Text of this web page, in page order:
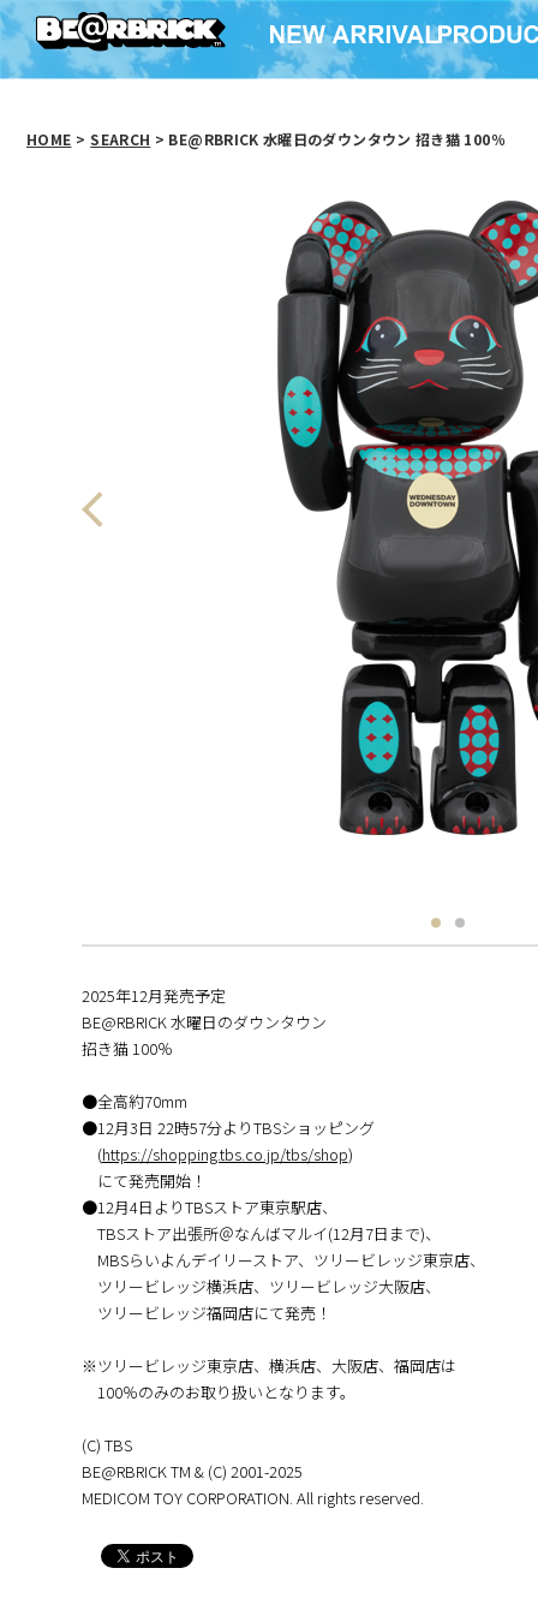
HOME > SEARCH > BE@RBRICK 水曜日のダウンタウン 招き猫 100％
2025年12月発売予定
BE@RBRICK 水曜日のダウンタウン
招き猫 100％
●全高約70mm
●12月3日 22時57分よりTBSショッピング
(https://shopping.tbs.co.jp/tbs/shop)
にて発売開始！
●12月4日よりTBSストア東京駅店、
TBSストア出張所＠なんばマルイ(12月7日まで)、
MBSらいよんデイリーストア、ツリービレッジ東京店、
ツリービレッジ横浜店、ツリービレッジ大阪店、
ツリービレッジ福岡店にて発売！
※ツリービレッジ東京店、横浜店、大阪店、福岡店は
100％のみのお取り扱いとなります。
(C) TBS
BE@RBRICK TM & (C) 2001-2025
MEDICOM TOY CORPORATION. All rights reserved.